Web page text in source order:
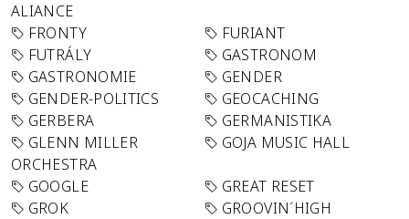
ALIANCE
FRONTY
FURIANT
FUTRÁLY
GASTRONOM
GASTRONOMIE
GENDER
GENDER-POLITICS
GEOCACHING
GERBERA
GERMANISTIKA
GLENN MILLER
ORCHESTRA
GOJA MUSIC HALL
GOOGLE
GREAT RESET
GROK
GROOVIN´HIGH